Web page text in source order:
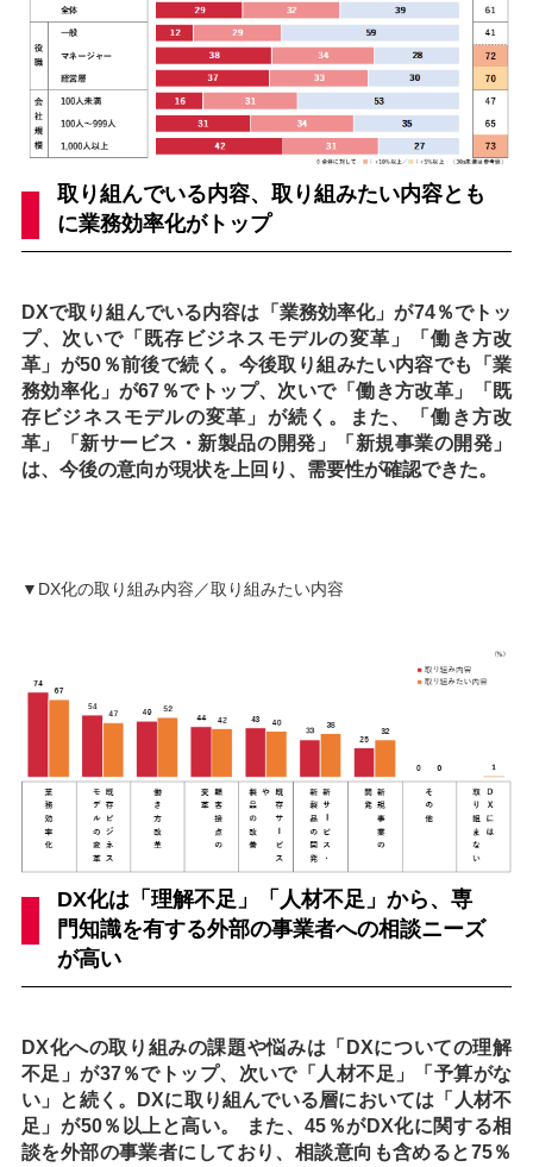
取り組んでいる内容、取り組みたい内容とも
に業務効率化がトップ
DXで取り組んでいる内容は「業務効率化」が74％でトッ
プ、次いで「既存ビジネスモデルの変革」「働き方改
革」が50％前後で続く。今後取り組みたい内容でも「業
務効率化」が67％でトップ、次いで「働き方改革」「既
存ビジネスモデルの変革」が続く。また、「働き方改
革」「新サービス・新製品の開発」「新規事業の開発」
は、今後の意向が現状を上回り、需要性が確認できた。
▼DX化の取り組み内容／取り組みたい内容
DX化は「理解不足」「人材不足」から、専
門知識を有する外部の事業者への相談ニーズ
が高い
DX化への取り組みの課題や悩みは「DXについての理解
不足」が37％でトップ、次いで「人材不足」「予算がな
い」と続く。DXに取り組んでいる層においては「人材不
足」が50％以上と高い。 また、45％がDX化に関する相
談を外部の事業者にしており、相談意向も含めると75％